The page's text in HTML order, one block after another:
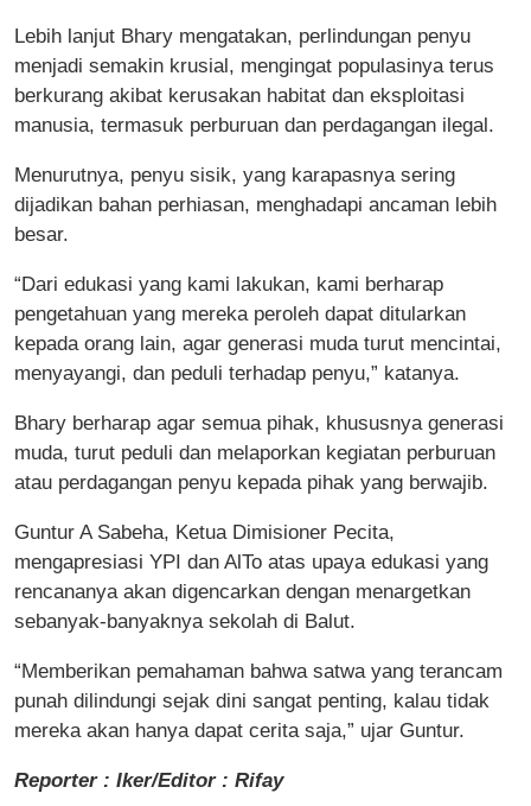
Lebih lanjut Bhary mengatakan, perlindungan penyu
menjadi semakin krusial, mengingat populasinya terus
berkurang akibat kerusakan habitat dan eksploitasi
manusia, termasuk perburuan dan perdagangan ilegal.
Menurutnya, penyu sisik, yang karapasnya sering
dijadikan bahan perhiasan, menghadapi ancaman lebih
besar.
“Dari edukasi yang kami lakukan, kami berharap
pengetahuan yang mereka peroleh dapat ditularkan
kepada orang lain, agar generasi muda turut mencintai,
menyayangi, dan peduli terhadap penyu,” katanya.
Bhary berharap agar semua pihak, khususnya generasi
muda, turut peduli dan melaporkan kegiatan perburuan
atau perdagangan penyu kepada pihak yang berwajib.
Guntur A Sabeha, Ketua Dimisioner Pecita,
mengapresiasi YPI dan AlTo atas upaya edukasi yang
rencananya akan digencarkan dengan menargetkan
sebanyak-banyaknya sekolah di Balut.
“Memberikan pemahaman bahwa satwa yang terancam
punah dilindungi sejak dini sangat penting, kalau tidak
mereka akan hanya dapat cerita saja,” ujar Guntur.
Reporter : Iker/Editor : Rifay